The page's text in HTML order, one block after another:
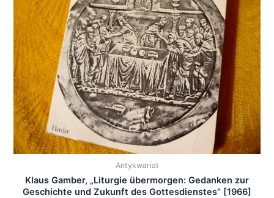
Antykwariat
Klaus Gamber, „Liturgie übermorgen: Gedanken zur
Geschichte und Zukunft des Gottesdienstes” [1966]